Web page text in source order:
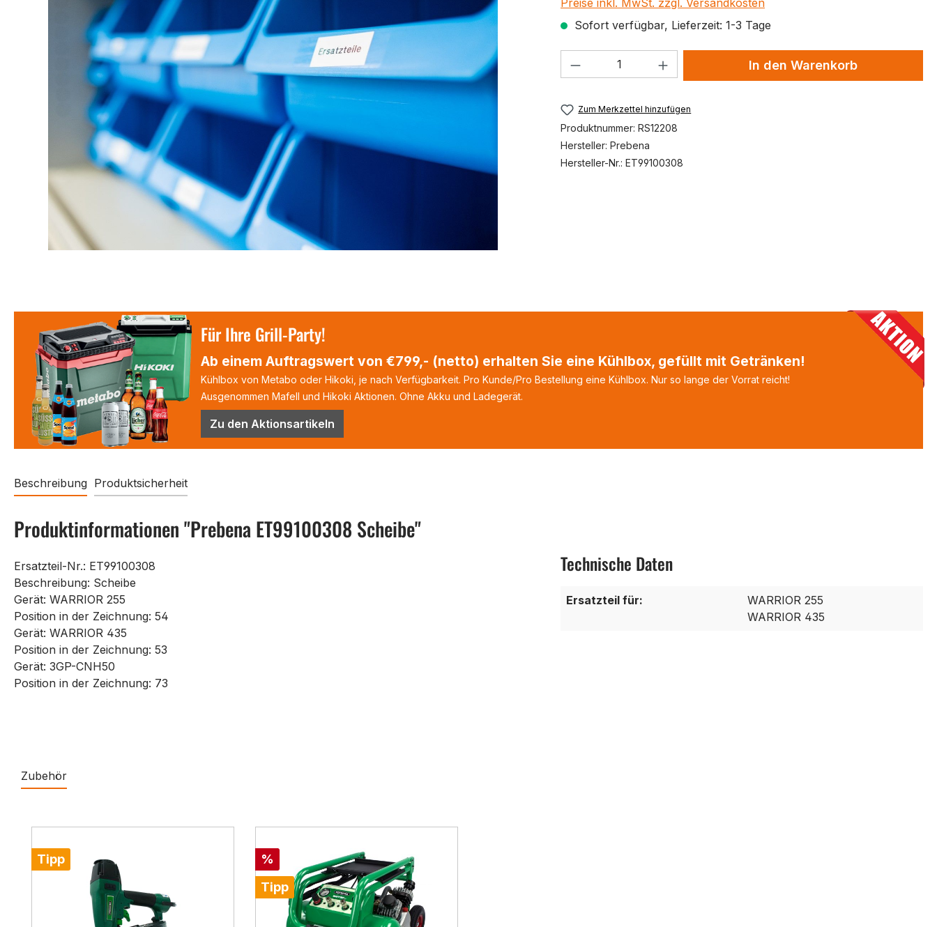
Preise inkl. MwSt. zzgl. Versandkosten
Sofort verfügbar, Lieferzeit: 1-3 Tage
Produkt Anzahl: Gib den gewünschten Wert
In den Warenkorb
Zum Merkzettel hinzufügen
Produktnummer: RS12208
Hersteller: Prebena
Hersteller-Nr.: ET99100308
Für Ihre Grill-Party!
Ab einem Auftragswert von €799,- (netto) erhalten Sie eine Kühlbox, gefüllt mit Getränken!
Kühlbox von Metabo oder Hikoki, je nach Verfügbarkeit. Pro Kunde/Pro Bestellung eine Kühlbox. Nur so lange der Vorrat reicht!
Ausgenommen Mafell und Hikoki Aktionen. Ohne Akku und Ladegerät.
Zu den Aktionsartikeln
Beschreibung Produktsicherheit
Produktinformationen "Prebena ET99100308 Scheibe"
Ersatzteil-Nr.: ET99100308
Beschreibung: Scheibe
Gerät: WARRIOR 255
Position in der Zeichnung: 54
Gerät: WARRIOR 435
Position in der Zeichnung: 53
Gerät: 3GP-CNH50
Position in der Zeichnung: 73
Technische Daten
Ersatzteil für:
WARRIOR 255
WARRIOR 435
Zubehör
Tipp Rabatt
%
Tipp